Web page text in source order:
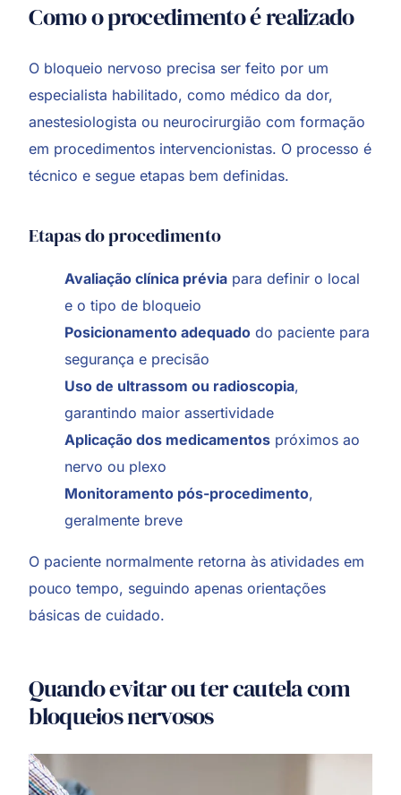
Como o procedimento é realizado
O bloqueio nervoso precisa ser feito por um
especialista habilitado, como médico da dor,
anestesiologista ou neurocirurgião com formação
em procedimentos intervencionistas. O processo é
técnico e segue etapas bem definidas.
Etapas do procedimento
Avaliação clínica prévia para definir o local
e o tipo de bloqueio
Posicionamento adequado do paciente para
segurança e precisão
Uso de ultrassom ou radioscopia,
garantindo maior assertividade
Aplicação dos medicamentos próximos ao
nervo ou plexo
Monitoramento pós-procedimento,
geralmente breve
O paciente normalmente retorna às atividades em
pouco tempo, seguindo apenas orientações
básicas de cuidado.
Quando evitar ou ter cautela com
bloqueios nervosos